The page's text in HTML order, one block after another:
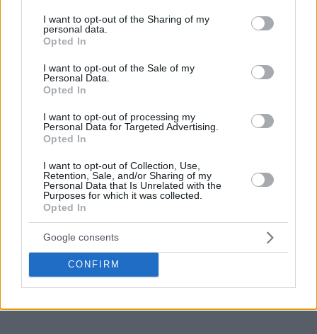
not limited to your visit or usage behaviour. You may click to
grant or deny consent to Google and its third-party tags to
use your data for below specified purposes in below Google
consent section.
I want to opt-out of the Sharing of my
personal data.
Opted In
I want to opt-out of the Sale of my
Personal Data.
Opted In
I want to opt-out of processing my
Personal Data for Targeted Advertising.
Opted In
I want to opt-out of Collection, Use,
Retention, Sale, and/or Sharing of my
Personal Data that Is Unrelated with the
Purposes for which it was collected.
Opted In
Google consents
CONFIRM
Οκλαχόμα Σίτι Θάντερ, 13. Μαϊάμι Χιτ, 14. Σάρλοτ Χόρνετς